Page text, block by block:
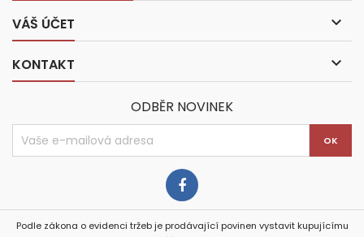
VÁŠ ÚČET 
KONTAKT 
ODBĚR NOVINEK
Podle zákona o evidenci tržeb je prodávající povinen vystavit kupujícímu